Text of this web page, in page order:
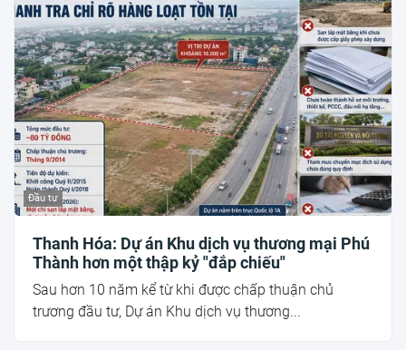
Đầu tư
Thanh Hóa: Dự án Khu dịch vụ thương mại Phú
Thành hơn một thập kỷ "đắp chiếu"
Sau hơn 10 năm kể từ khi được chấp thuận chủ
trương đầu tư, Dự án Khu dịch vụ thương...